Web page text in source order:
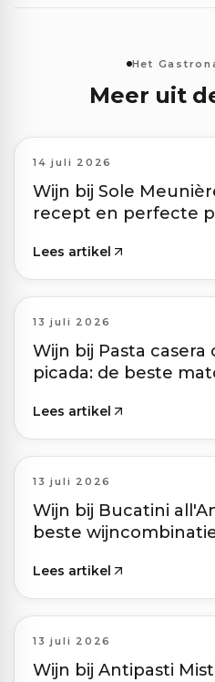
Het
Meer uit
14 juli 2026
Wijn bij Sole
recept en perfecte
Lees artikel
13 juli 2026
Wijn bij Pasta
picada: de beste
Lees artikel
13 juli 2026
Wijn bij Bucatini
beste
Lees artikel
13 juli 2026
Wijn bij Antipasti